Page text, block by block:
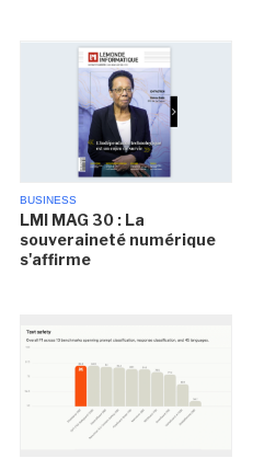
BUSINESS
LMI MAG 30 : La
souveraineté numérique
s'affirme